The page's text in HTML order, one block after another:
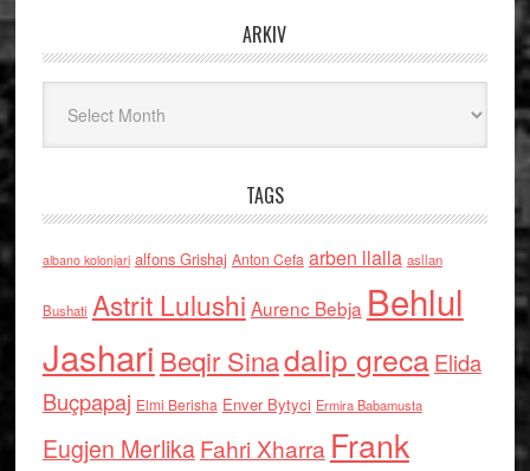
ARKIV
TAGS
albano kolonjari alfons Grishaj Anton Cefa arben llalla asllan
Bushati Astrit Lulushi Aurenc Bebja Behlul
Jashari Beqir Sinadalip grecaElida
Buçpapaj Elmi Berisha Enver Bytyci Ermira Babamusta
Eugjen MerlikaFahri Xharra Frank